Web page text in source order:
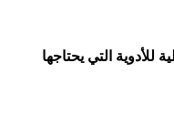
للأدوية التي يحتاجها